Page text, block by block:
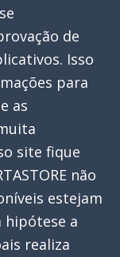
de
Isso
para
as
site fique
não
estejam
hipótese a
realiza